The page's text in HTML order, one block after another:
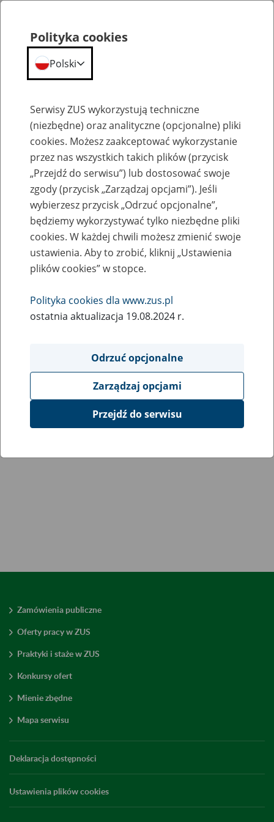
Przepraszamy,
podana strona nie została znaleziona.
Błąd 404
Przejdź do strony głównej
Zamówienia publiczne
Oferty pracy w ZUS
Praktyki i staże w ZUS
Konkursy ofert
Mienie zbędne
Mapa serwisu
Deklaracja dostępności
Ustawienia plików cookies
Polityka cookies
Polski
Serwisy ZUS wykorzystują techniczne
(niezbędne) oraz analityczne (opcjonalne) pliki
cookies. Możesz zaakceptować wykorzystanie
przez nas wszystkich takich plików (przycisk
„Przejdź do serwisu”) lub dostosować swoje
zgody (przycisk „Zarządzaj opcjami”). Jeśli
wybierzesz przycisk „Odrzuć opcjonalne”,
będziemy wykorzystywać tylko niezbędne pliki
cookies. W każdej chwili możesz zmienić swoje
ustawienia. Aby to zrobić, kliknij „Ustawienia
plików cookies” w stopce.
Polityka cookies dla www.zus.pl
ostatnia aktualizacja 19.08.2024 r.
Odrzuć opcjonalne
Zarządzaj opcjami
Przejdź do serwisu